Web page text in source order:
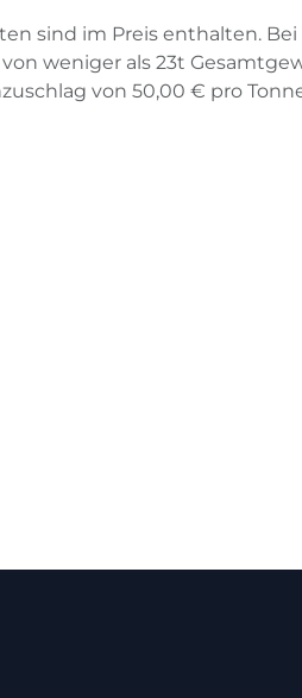
sind im Preis enthalten.
weniger als 23t
von 50,00 € pro